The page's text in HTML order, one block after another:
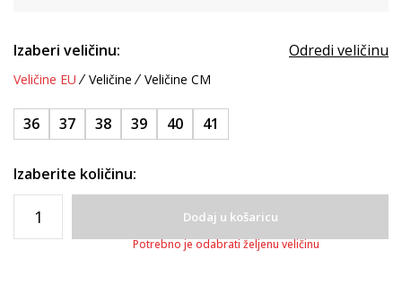
Izaberi veličinu: Odredi veličinu
Veličine EU Veličine Veličine CM
36 37 38 39 40 41
Izaberite količinu:
Dodaj u košaricu
Potrebno je odabrati željenu veličinu